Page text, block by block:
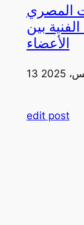
المصري
بين
الأعضاء
2025
edit post